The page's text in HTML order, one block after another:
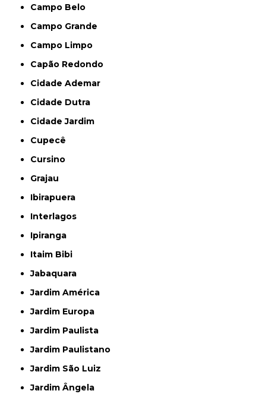
Campo Belo
Campo Grande
Campo Limpo
Capão Redondo
Cidade Ademar
Cidade Dutra
Cidade Jardim
Cupecê
Cursino
Grajau
Ibirapuera
Interlagos
Ipiranga
Itaim Bibi
Jabaquara
Jardim América
Jardim Europa
Jardim Paulista
Jardim Paulistano
Jardim São Luiz
Jardim Ângela